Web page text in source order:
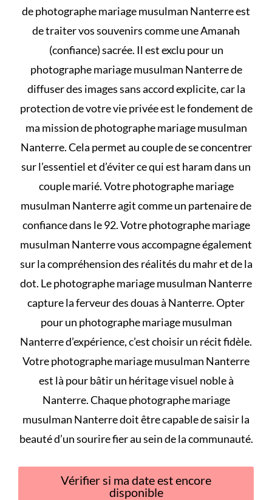
de photographe mariage musulman Nanterre est
de traiter vos souvenirs comme une Amanah
(confiance) sacrée. Il est exclu pour un
photographe mariage musulman Nanterre de
diffuser des images sans accord explicite, car la
protection de votre vie privée est le fondement de
ma mission de photographe mariage musulman
Nanterre. Cela permet au couple de se concentrer
sur l’essentiel et d’éviterce qui est haram dans un
couple marié. Votre photographe mariage
musulman Nanterre agit comme un partenaire de
confiance dans le 92. Votre photographe mariage
musulman Nanterre vous accompagne également
sur la compréhension des réalités du mahr et de la
dot. Le photographe mariage musulman Nanterre
capture la ferveur des douas à Nanterre. Opter
pour un photographe mariage musulman
Nanterre d’expérience, c’est choisir un récit fidèle.
Votre photographe mariage musulman Nanterre
est là pour bâtir un héritage visuel noble à
Nanterre. Chaque photographe mariage
musulman Nanterre doit être capable de saisir la
beauté d’un sourire fier au sein de la communauté.
Vérifier si ma date est encore
disponible